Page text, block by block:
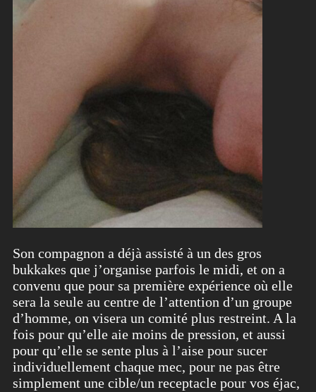
Son compagnon a déjà assisté à un des gros
bukkakes que j’organise parfois le midi, et on a
convenu que pour sa première expérience où elle
sera la seule au centre de l’attention d’un groupe
d’homme, on visera un comité plus restreint. A la
fois pour qu’elle aie moins de pression, et aussi
pour qu’elle se sente plus à l’aise pour sucer
individuellement chaque mec, pour ne pas être
simplement une cible/un receptacle pour vos éjac,